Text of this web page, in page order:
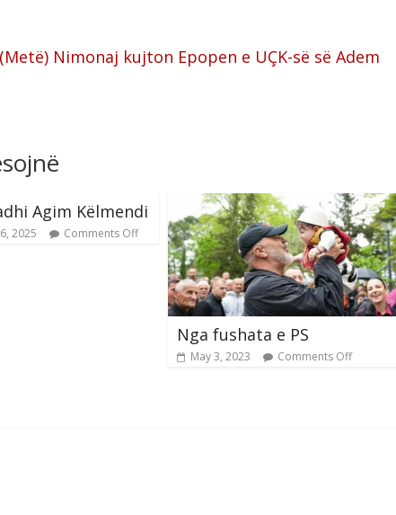
Nimonaj kujton Epopen e UÇK-së së Adem
Agim Këlmendi
2025 Comments Off
Nga fushata e PS
May 3, 2023 Comments Off